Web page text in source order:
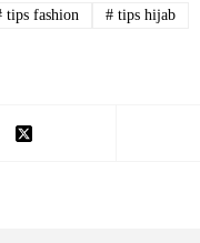
tips fashion # tips hijab